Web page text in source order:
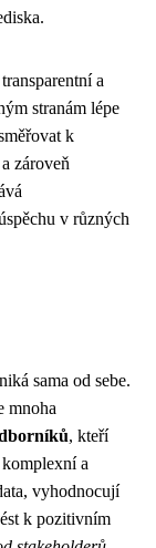
a
stranám lépe
k
zároveň
v různých
sama od sebe.
mnoha
, kteří
a
vyhodnocují
k pozitivním